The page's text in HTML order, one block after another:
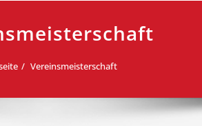
Vereinsmeisterschaft